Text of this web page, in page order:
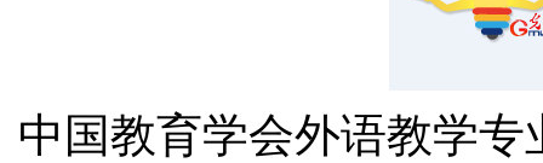
中国教育学会外语教学